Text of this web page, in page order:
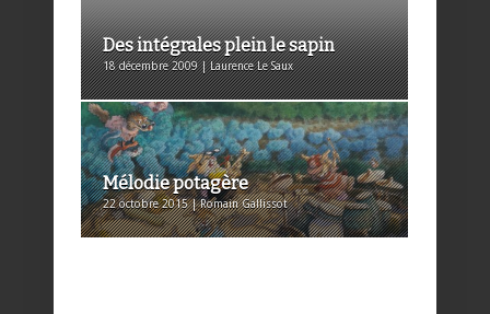
Des intégrales plein le sapin
18 décembre 2009 | Laurence Le Saux
Mélodie potagère
22 octobre 2015 | Romain Gallissot